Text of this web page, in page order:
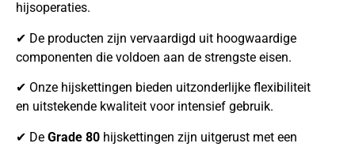
hijsoperaties.
✔ De producten zijn vervaardigd uit hoogwaardige
componenten die voldoen aan de strengste eisen.
✔ Onze hijskettingen bieden uitzonderlijke flexibiliteit
en uitstekende kwaliteit voor intensief gebruik.
✔ De Grade 80 hijskettingen zijn uitgerust met een